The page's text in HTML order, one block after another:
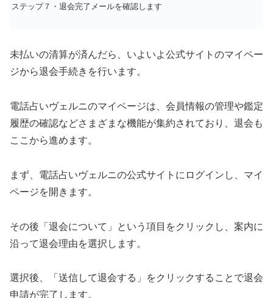
ステップ７・退会完了メールを確認します
未払いの清算が済んだら、いよいよ公式サイトのマイペー
ジから退会手続きを行います。
電話占いヴェルニのマイページは、会員情報の管理や鑑定
履歴の確認などさまざまな機能が集約されており、退会も
ここから進めます。
まず、電話占いヴェルニの公式サイトにログインし、マイ
ページを開きます。
その後「退会について」という項目をクリックし、案内に
沿って退会理由を選択します。
選択後、「送信して退会する」をクリックすることで退会
申請が完了します。